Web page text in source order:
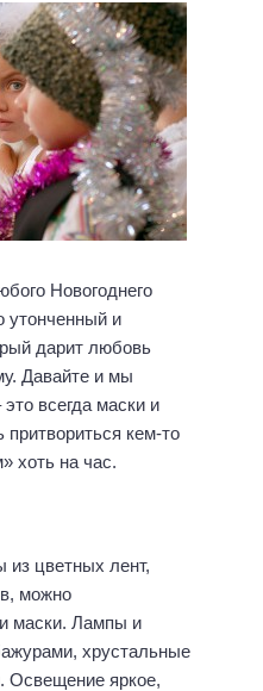
Новогоднего
утонченный и
дарит любовь
Давайте и мы
всегда маски и
притвориться кем-то
хоть на час.
из цветных лент,
можно
маски. Лампы и
хрустальные
Освещение яркое,